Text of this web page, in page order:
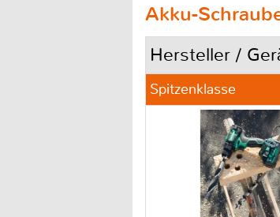
Akku-
Hersteller /
Spitzenklasse